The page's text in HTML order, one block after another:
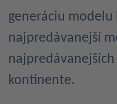
generáciu modelu
najpredávanejší
najpredávanejších
kontinente.